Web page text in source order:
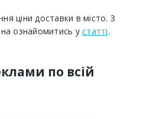
ціни доставки в місто. З
ознайомитись у статті.
по всій